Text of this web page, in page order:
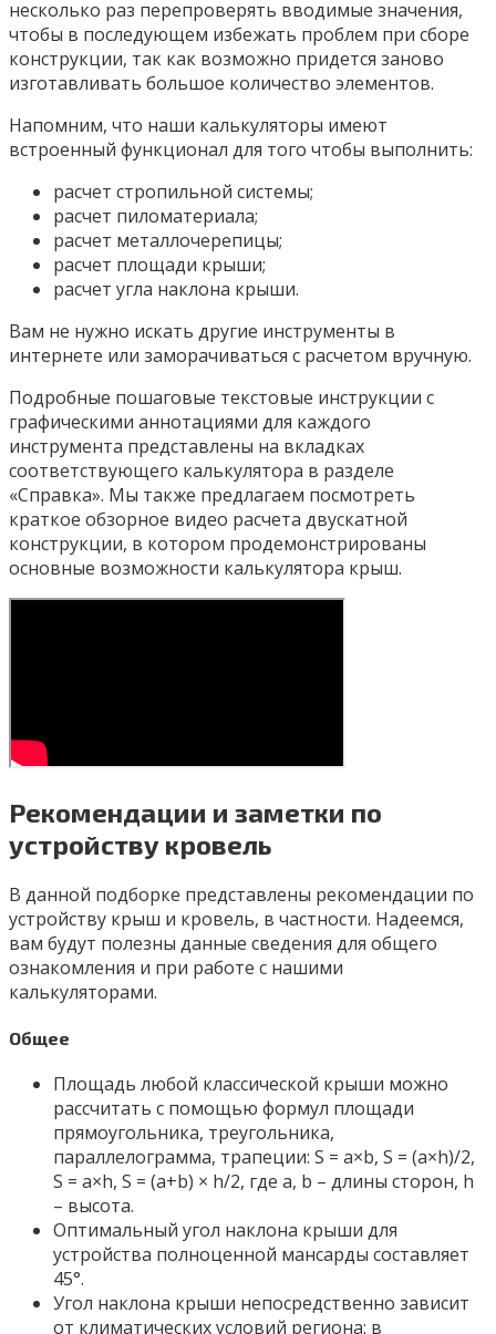
несколько раз перепроверять вводимые значения,
чтобы в последующем избежать проблем при сборе
конструкции, так как возможно придется заново
изготавливать большое количество элементов.
Напомним, что наши калькуляторы имеют
встроенный функционал для того чтобы выполнить:
расчет стропильной системы;
расчет пиломатериала;
расчет металлочерепицы;
расчет площади крыши;
расчет угла наклона крыши.
Вам не нужно искать другие инструменты в
интернете или заморачиваться с расчетом вручную.
Подробные пошаговые текстовые инструкции с
графическими аннотациями для каждого
инструмента представлены на вкладках
соответствующего калькулятора в разделе
«Справка». Мы также предлагаем посмотреть
краткое обзорное видео расчета двускатной
конструкции, в котором продемонстрированы
основные возможности калькулятора крыш.
Рекомендации и заметки по
устройству кровель
В данной подборке представлены рекомендации по
устройству крыш и кровель, в частности. Надеемся,
вам будут полезны данные сведения для общего
ознакомления и при работе с нашими
калькуляторами.
Общее
Площадь любой классической крыши можно
рассчитать с помощью формул площади
прямоугольника, треугольника,
параллелограмма, трапеции: S = a×b, S = (a×h)/2,
S = a×h, S = (a+b) × h/2, где a, b – длины сторон, h
– высота.
Оптимальный угол наклона крыши для
устройства полноценной мансарды составляет
45°.
Угол наклона крыши непосредственно зависит
от климатических условий региона: в